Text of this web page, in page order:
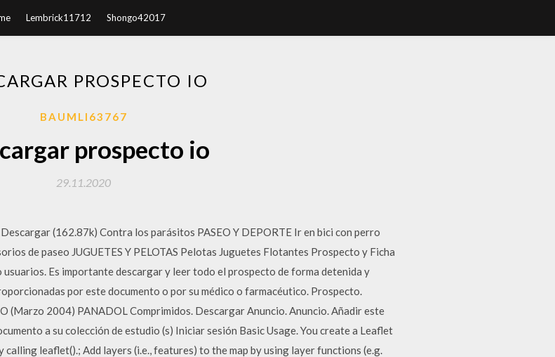
Lembrick11712 Shongo42017
PROSPECTO IO
BAUMLI63767
prospecto io
29.11.2020
(162.87k) Contra los parásitos PASEO Y DEPORTE Ir en bici con perro
de paseo JUGUETES Y PELOTAS Pelotas Juguetes Flotantes Prospecto y Ficha
Es importante descargar y leer todo el prospecto de forma detenida y
por este documento o por su médico o farmacéutico. Prospecto.
(Marzo 2004) PANADOL Comprimidos. Descargar Anuncio. Anuncio. Añadir este
a su colección de estudio (s) Iniciar sesión Basic Usage. You create a Leaflet
calling leaflet().; Add layers (i.e., features) to the map by using layer functions (e.g.